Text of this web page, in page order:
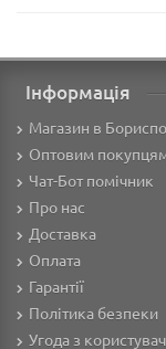
Інформація
Магазин в
Оптовим
Чат-Бот помічник
Про нас
Доставка
Оплата
Гарантії
Політика безпеки
Угода з